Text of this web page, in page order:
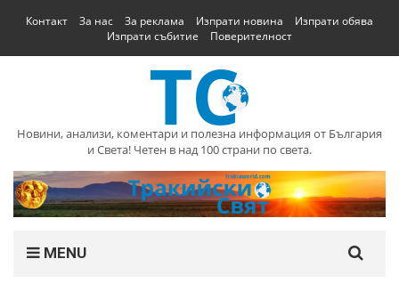
Контакт За нас За реклама Изпрати новина
Изпрати обява
Изпрати събитие
Поверителност
Новини, анализи, коментари и полезна информация от България
и Света! Четен в над 100 страни по света.
MENU